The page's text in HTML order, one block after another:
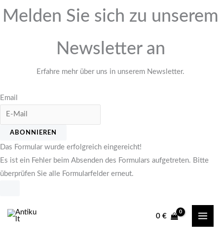
Melden Sie sich zu unserem
Newsletter an
Erfahre mehr über uns in unserem Newsletter.
Email
ABONNIEREN
Das Formular wurde erfolgreich eingereicht!
Es ist ein Fehler beim Absenden des Formulars aufgetreten. Bitte
überprüfen Sie alle Formularfelder erneut.
Inhalt
0€